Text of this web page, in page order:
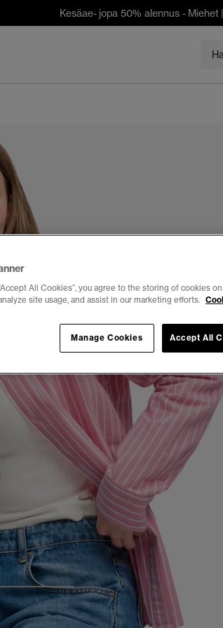
Kesäae- jopa 50% alennus - Miehet |
3 4 5
All Cookies”, you agree to the storing of cookies
site usage, and assist in our marketing efforts.
Accept All
Manage Cookies